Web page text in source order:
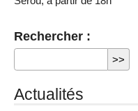
Rechercher :
Actualités